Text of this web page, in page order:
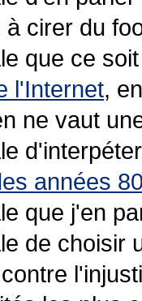
cirer du
que ce
l'Internet,
ne vaut
années
que j'en
de choisir